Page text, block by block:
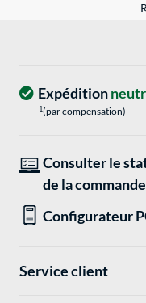
Expédition
1(par compensation)
Consulter le
de la commande
Configurateur
Service client